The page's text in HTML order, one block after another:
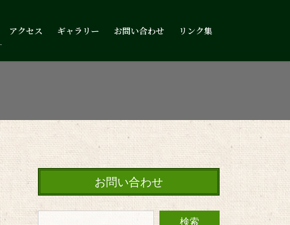
アクセス ギャラリー お問い合わせ リンク集
お問い合わせ